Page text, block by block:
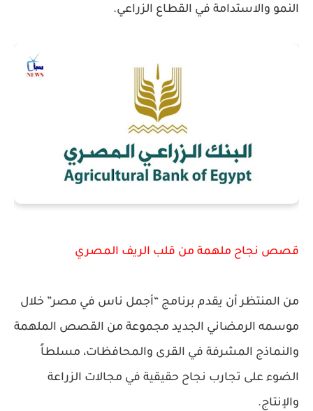
النمو والاستدامة في القطاع الزراعي.
قصص نجاح ملهمة من قلب الريف المصري
من المنتظر أن يقدم برنامج “أجمل ناس في مصر” خلال
موسمه الرمضاني الجديد مجموعة من القصص الملهمة
والنماذج المشرفة في القرى والمحافظات، مسلطاً
الضوء على تجارب نجاح حقيقية في مجالات الزراعة
والإنتاج.